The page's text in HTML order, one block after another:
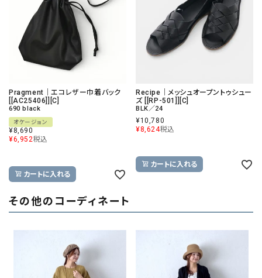
Pragment｜エコレザー巾着バック
[[AC25406]][C]
690 black
オケージョン
¥8,690
¥6,952税込
カートに入れる
Recipe｜メッシュオープントゥシュー
ズ [[RP-501]][C]
BLK／24
¥10,780
¥8,624税込
カートに入れる
その他のコーディネート